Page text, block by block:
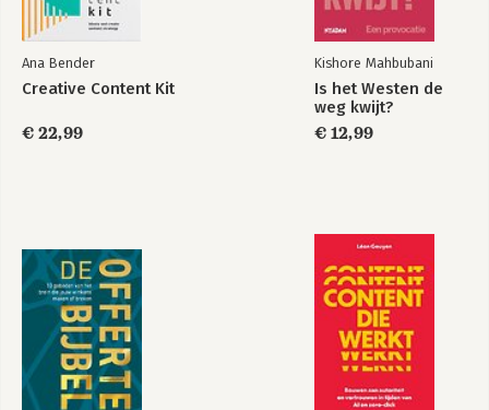
12. Het churnmodel
13. Forecast van omzet en aantal klanten
14. Online dataverzameling met Listener
15. Yieldmanagement voor abonnementen
16. Acquisitieprijs optimaliseren
Deel 5: Klantbeleving-tools
Conclusie
Dankwoord
Noten
Bronnen
Over de auteurs
Ana Bender
Creative Content Kit
€ 22,99
Kishore Mahbubani
Is het Westen de
weg kwijt?
€ 12,99